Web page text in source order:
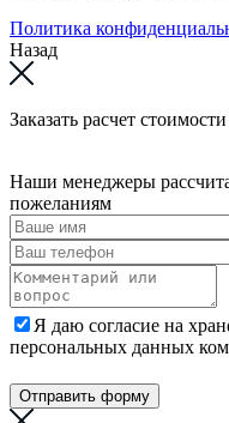
Политика
Назад
Заказать расчет
Наши менеджеры
пожеланиям
Я даю согласие на
персональных данных
Отправить форму